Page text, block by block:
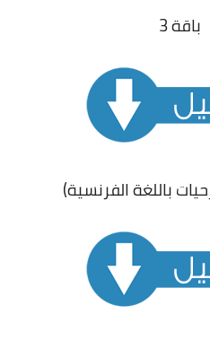
باقة 3